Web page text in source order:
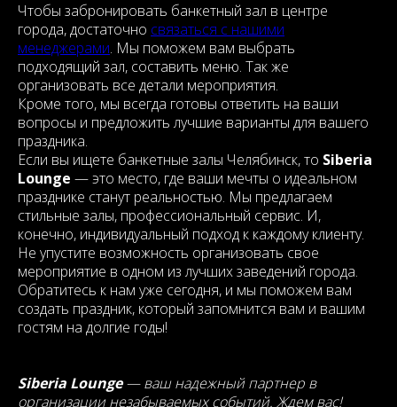
Чтобы забронировать банкетный зал в центре
города, достаточно связаться с нашими
менеджерами. Мы поможем вам выбрать
подходящий зал, составить меню. Так же
организовать все детали мероприятия.
Кроме того, мы всегда готовы ответить на ваши
вопросы и предложить лучшие варианты для вашего
праздника.
Если вы ищете банкетные залы Челябинск, то Siberia
Lounge — это место, где ваши мечты о идеальном
празднике станут реальностью. Мы предлагаем
стильные залы, профессиональный сервис. И,
конечно, индивидуальный подход к каждому клиенту.
Не упустите возможность организовать свое
мероприятие в одном из лучших заведений города.
Обратитесь к нам уже сегодня, и мы поможем вам
создать праздник, который запомнится вам и вашим
гостям на долгие годы!
Siberia Lounge— ваш надежный партнер в
организации незабываемых событий. Ждем вас!